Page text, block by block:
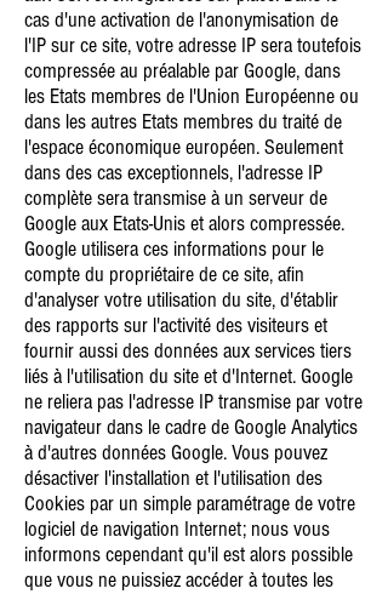
cas d'une activation de l'anonymisation de
l'IP sur ce site, votre adresse IP sera toutefois
compressée au préalable par Google, dans
les Etats membres de l'Union Européenne ou
dans les autres Etats membres du traité de
l'espace économique européen. Seulement
dans des cas exceptionnels, l'adresse IP
complète sera transmise à un serveur de
Google aux Etats-Unis et alors compressée.
Google utilisera ces informations pour le
compte du propriétaire de ce site, afin
d'analyser votre utilisation du site, d'établir
des rapports sur l'activité des visiteurs et
fournir aussi des données aux services tiers
liés à l'utilisation du site et d'Internet. Google
ne reliera pas l'adresse IP transmise par votre
navigateur dans le cadre de Google Analytics
à d'autres données Google. Vous pouvez
désactiver l'installation et l'utilisation des
Cookies par un simple paramétrage de votre
logiciel de navigation Internet; nous vous
informons cependant qu'il est alors possible
que vous ne puissiez accéder à toutes les